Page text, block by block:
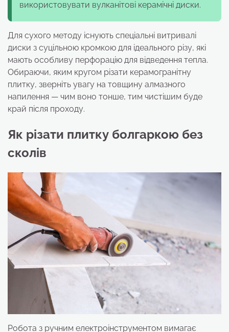
використовувати вулканітові керамічні диски.
Для сухого методу існують спеціальні витривалі
диски з суцільною кромкою для ідеального різу, які
мають особливу перфорацію для відведення тепла.
Обираючи, яким кругом різати керамогранітну
плитку, зверніть увагу на товщину алмазного
напилення — чим воно тонше, тим чистішим буде
край після проходу.
Як різати плитку болгаркою без
сколів
Робота з ручним електроінструментом вимагає